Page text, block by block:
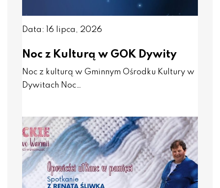
Data: 16 lipca, 2026
Noc z Kulturą w GOK Dywity
Noc z kulturą w Gminnym Ośrodku Kultury w
Dywitach Noc…